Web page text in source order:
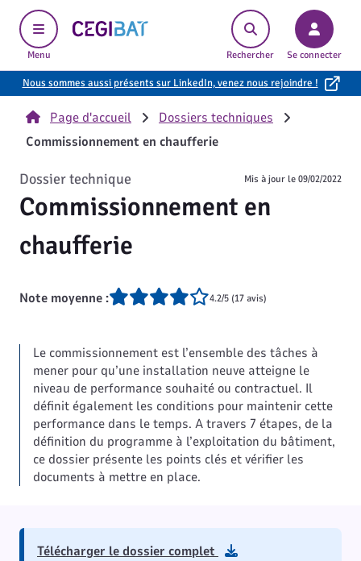
Menu
Cegibat, accueil
Rechercher Se connecter
Nous sommes aussi présents sur LinkedIn, venez nous rejoindre !
Page d'accueil
Dossiers techniques
Commissionnement en chaufferie
Commissionnement en
chaufferie
Dossier technique Mis à jour le09/02/2022
Note moyenne : 4.2/5 (17 avis)
Le commissionnement est l’ensemble des tâches à
mener pour qu’une installation neuve atteigne le
niveau de performance souhaité ou contractuel. Il
définit également les conditions pour maintenir cette
performance dans le temps. A travers 7 étapes, de la
définition du programme à l’exploitation du bâtiment,
ce dossier présente les points clés et vérifier les
documents à mettre en place.
Télécharger le dossier complet